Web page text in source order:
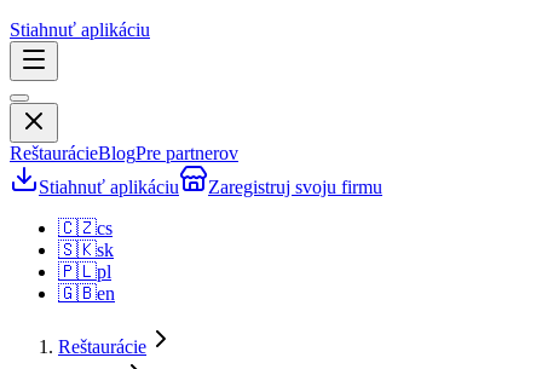
Stiahnuť aplikáciu
ReštaurácieBlogPre partnerov
Stiahnuť aplikáciu
Zaregistruj svoju firmu
🇨🇿cs
🇸🇰sk
🇵🇱pl
🇬🇧en
Reštaurácie